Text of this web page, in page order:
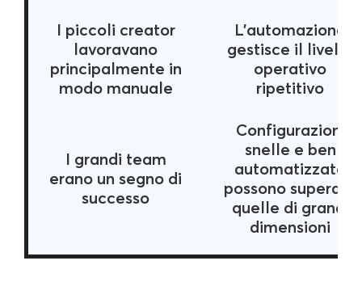
I piccoli creator
lavoravano
principalmente in
modo manuale
L'automazione
gestisce il livello
operativo
ripetitivo
I grandi team
erano un segno di
successo
Configurazioni
snelle e ben
automatizzate
possono superare
quelle di grandi
dimensioni